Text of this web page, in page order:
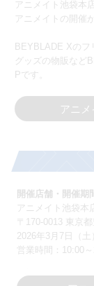
アニメイト池袋本
アニメイトの開催
BEYBLADE Xの
グッズの物販など
Pです。
アニ
開催店舗・開催期
アニメイト池袋本
〒170-0013 東京
2026年3月7日（土
営業時間：10:00